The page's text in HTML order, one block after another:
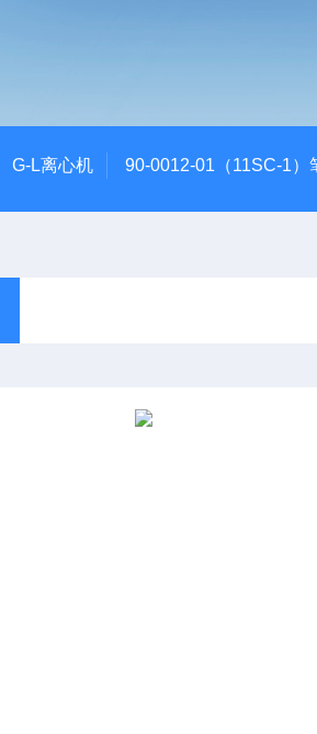
G-L离心机 90-0012-01（11SC-1）